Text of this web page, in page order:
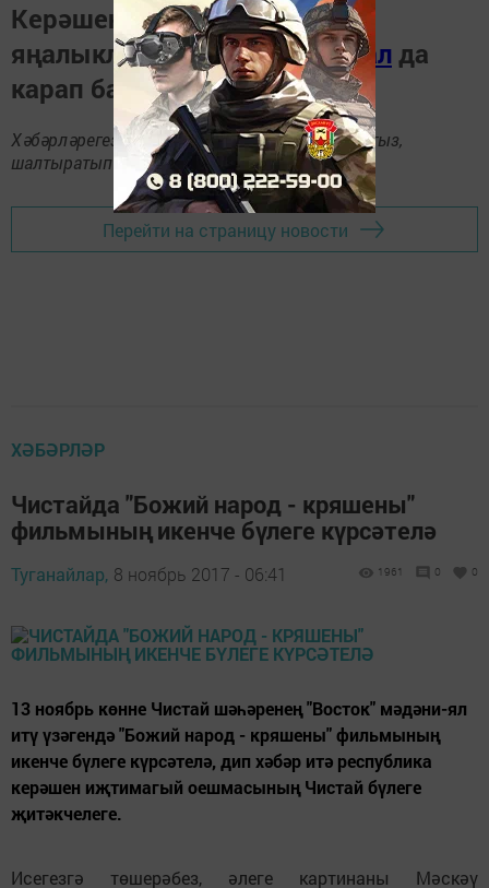
Керәшен дөньясындагы
яңалыкларныТелеграм-канал да
карап барыгыз.
Хәбәрләрегезне89172509795номерына языгыз,
шалтыратып әйтегез.
Перейти на страницу новости
ХӘБӘРЛӘР
Чистайда "Божий народ - кряшены"
фильмының икенче бүлеге күрсәтелә
Туганайлар, 8 ноябрь 2017 - 06:41 1961 0 0
13 ноябрь көнне Чистай шәһәренең "Восток" мәдәни-ял
итү үзәгендә "Божий народ - кряшены" фильмының
икенче бүлеге күрсәтелә, дип хәбәр итә республика
керәшен иҗтимагый оешмасының Чистай бүлеге
җитәкчелеге.
Исегезгә төшерәбез, әлеге картинаны Мәскәү